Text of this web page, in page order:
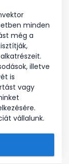
minden
még a
illetve
is
vagy
vállalunk.